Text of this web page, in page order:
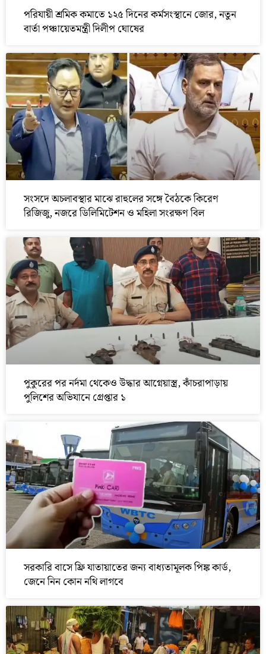
পরিযায়ী শ্রমিক কমাতে ১২৫ দিনের কর্মসংস্থানে জোর, নতুন
বার্তা পঞ্চায়েতমন্ত্রী দিলীপ ঘোষের
সংসদে অচলাবস্থার মাঝে রাহুলের সঙ্গে বৈঠকে কিরেণ
রিজিজু, নজরে ডিলিমিটেশন ও মহিলা সংরক্ষণ বিল
পুকুরের পর নর্দমা থেকেও উদ্ধার আগ্নেয়াস্ত্র, কাঁচরাপাড়ায়
পুলিশের অভিযানে গ্রেপ্তার ১
সরকারি বাসে ফ্রি যাতায়াতের জন্য বাধ্যতামূলক পিঙ্ক কার্ড,
জেনে নিন কোন নথি লাগবে